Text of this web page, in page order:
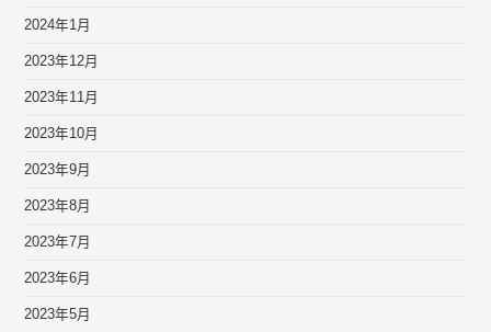
2024年1月
2023年12月
2023年11月
2023年10月
2023年9月
2023年8月
2023年7月
2023年6月
2023年5月